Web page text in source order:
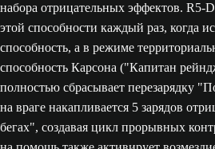
набора отрицательных эффектов. R5-
этой способности каждый раз, когда
способность, а в режиме
способность Карсона ("Капитан
полностью сбрасывает перезарядку
на враге накапливается 5 зарядов
бегах", создавая цикл прорывных